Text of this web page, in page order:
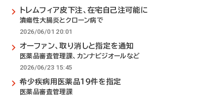
トレムフィア皮下注、在宅自己注可能に
潰瘍性大腸炎とクローン病で
2026/06/01 20:01
オーファン、取り消しと指定を通知
医薬品審査管理課、カンナビジオールなど
2026/06/23 15:45
希少疾病用医薬品19件を指定
医薬品審査管理課